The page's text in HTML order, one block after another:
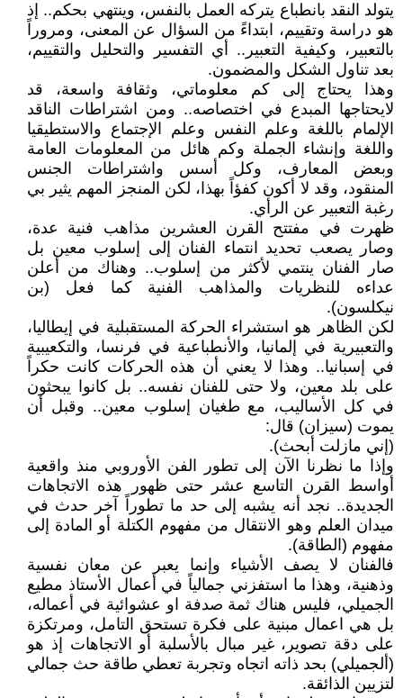
يتولد النقد بانطباع يتركه العمل بالنفس، وينتهي بحكم.. إذ
هو دراسة وتقييم، ابتداءً من السؤال عن المعنى، ومروراً
بالتعبير، وكيفية التعبير.. أي التفسير والتحليل والتقييم،
بعد تناول الشكل والمضمون.
وهذا يحتاج إلى كم معلوماتي، وثقافة واسعة، قد
لايحتاجها المبدع في اختصاصه.. ومن اشتراطات الناقد
الإلمام باللغة وعلم النفس وعلم الإجتماع والاستطيقيا
واللغة وإنشاء الجملة وكم هائل من المعلومات العامة
وبعض المعارف، وكل أسس واشتراطات الجنس
المنقود، وقد لا أكون كفؤاً بهذا، لكن المنجز المهم يثير بي
رغبة التعبير عن الرأي.
ظهرت في مفتتح القرن العشرين مذاهب فنية عدة،
وصار يصعب تحديد انتماء الفنان إلى إسلوب معين بل
صار الفنان ينتمي لأكثر من إسلوب.. وهناك من أعلن
عداءه للنظريات والمذاهب الفنية كما فعل (بن
نيكلسون).
لكن الظاهر هو استشراء الحركة المستقبلية في إيطاليا،
والتعبيرية في إلمانيا، والأنطباعية في فرنسا، والتكعيبية
في إسبانيا.. وهذا لا يعني أن هذه الحركات كانت حكراً
على بلد معين، ولا حتى للفنان نفسه.. بل كانوا يبحثون
في كل الأساليب، مع طغيان إسلوب معين.. وقبل أن
يموت (سيزان) قال:
(إني مازلت أبحث).
وإذا ما نظرنا الآن إلى تطور الفن الأوروبي منذ واقعية
أواسط القرن التاسع عشر حتى ظهور هذه الاتجاهات
الجديدة.. نجد أنه يشبه إلى حد ما تطوراً آخر حدث في
ميدان العلم وهو الانتقال من مفهوم الكتلة أو المادة إلى
مفهوم (الطاقة).
فالفنان لا يصف الأشياء وإنما يعبر عن معان نفسية
وذهنية، وهذا ما استفزني جمالياً في أعمال الأستاذ مطيع
الجميلي، فليس هناك ثمة صدفة او عشوائية في أعماله،
بل هي اعمال مبنية على فكرة تستحق التامل، ومرتكزة
على دقة تصوير، غير مبال بالأسلبة أو الاتجاهات إذ هو
(ألجميلي) بحد ذاته اتجاه وتجربة تعطي طاقة حث جمالي
لتزيين الذائقة.